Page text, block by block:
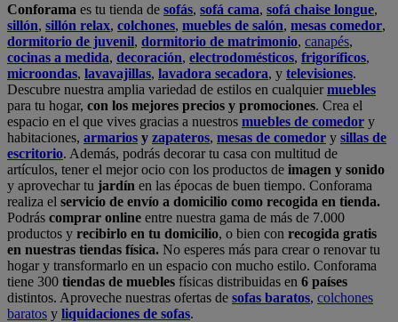
Conforama es tu tienda de sofás, sofá cama, sofá chaise longue,
sillón, sillón relax, colchones, muebles de salón, mesas comedor,
dormitorio de juvenil, dormitorio de matrimonio, canapés,
cocinas a medida, decoración, electrodomésticos, frigoríficos,
microondas, lavavajillas, lavadora secadora, y televisiones.
Descubre nuestra amplia variedad de estilos en cualquiermuebles
para tu hogar, con los mejores precios y promociones. Crea el
espacio en el que vives gracias a nuestros muebles de comedor y
habitaciones, armarios y zapateros, mesas de comedor y sillas de
escritorio. Además, podrás decorar tu casa con multitud de
artículos, tener el mejor ocio con los productos de imagen y sonido
y aprovechar tu jardín en las épocas de buen tiempo. Conforama
realiza el servicio de envío a domicilio como recogida en tienda.
Podrás comprar online entre nuestra gama de más de 7.000
productos y recibirlo en tu domicilio, o bien con recogida gratis
en nuestras tiendas física. No esperes más para crear o renovar tu
hogar y transformarlo en un espacio con mucho estilo. Conforama
tiene 300 tiendas de muebles físicas distribuidas en 6 países
distintos. Aproveche nuestras ofertas de sofas baratos, colchones
baratos y liquidaciones de sofas.